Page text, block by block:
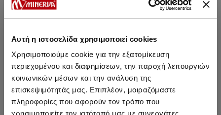
Αυτή η ιστοσελίδα χρησιμοποιεί cookies
Χρησιμοποιούμε cookie για την εξατομίκευση
περιεχομένου και διαφημίσεων, την παροχή λειτουργιών
κοινωνικών μέσων και την ανάλυση της
επισκεψιμότητάς μας. Επιπλέον, μοιραζόμαστε
πληροφορίες που αφορούν τον τρόπο που
χρησιμοποιείτε τον ιστότοπό μας με συνεργάτες
Lindos Γυναικείο
Τριγωνάκι Bikini Top με
Lindos Γυναικείο Strapless
Push Up Bikini Top